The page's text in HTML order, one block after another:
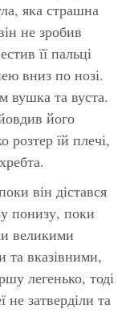
яка страшна
не зробив
її пальці
вниз по нозі.
вушка та вуста.
його
розтер їй плечі,
він дістався
понизу, поки
великими
та вказівними,
легенько, тоді
затверділи та